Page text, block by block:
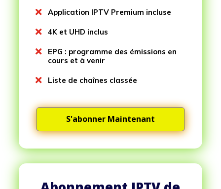
 Application IPTV Premium incluse
 4K et UHD inclus

EPG : programme des émissions en
cours et à venir
 Liste de chaînes classée
S'abonner Maintenant